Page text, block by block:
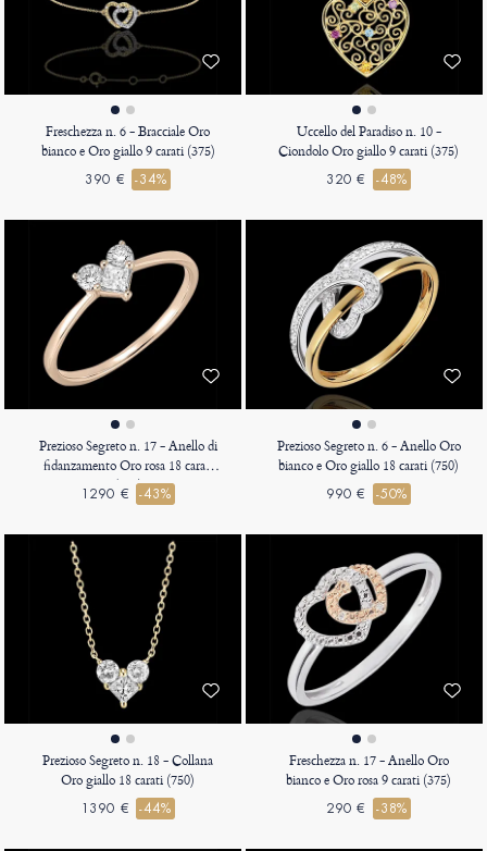
Freschezza n. 6 - Bracciale Oro
bianco e Oro giallo 9 carati (375)
390 € -34%
Uccello del Paradiso n. 10 -
Ciondolo Oro giallo 9 carati (375)
320 € -48%
Prezioso Segreto n. 17 - Anello di
fidanzamento Oro rosa 18 carati
(750)
1290 € -43%
Prezioso Segreto n. 6 - Anello Oro
bianco e Oro giallo 18 carati (750)
990 € -50%
Prezioso Segreto n. 18 - Collana
Oro giallo 18 carati (750)
1390 € -44%
Freschezza n. 17 - Anello Oro
bianco e Oro rosa 9 carati (375)
290 € -38%